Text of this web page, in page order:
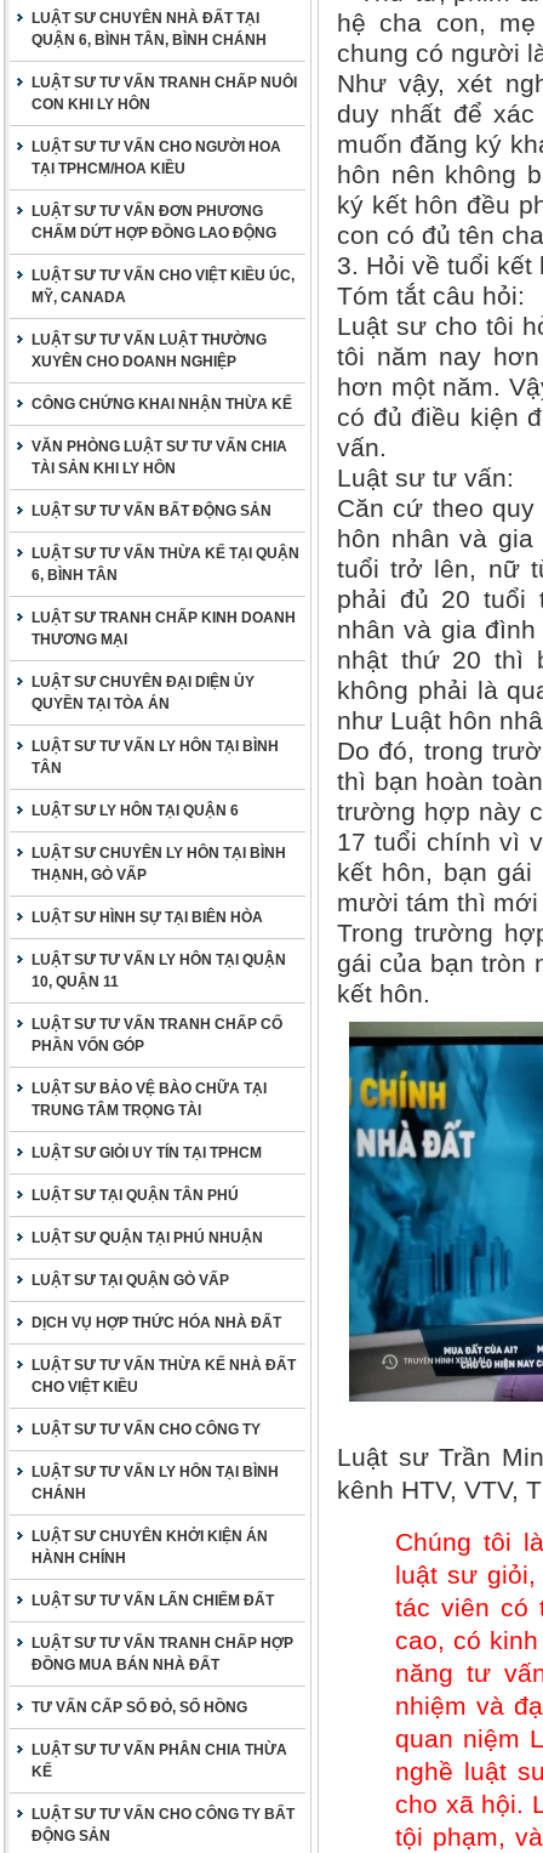
LUẬT SƯ CHUYÊN NHÀ ĐẤT TẠI
QUẬN 6, BÌNH TÂN, BÌNH CHÁNH
LUẬT SƯ TƯ VẤN TRANH CHẤP NUÔI
CON KHI LY HÔN
LUẬT SƯ TƯ VẤN CHO NGƯỜI HOA
TẠI TPHCM/HOA KIỀU
LUẬT SƯ TƯ VẤN ĐƠN PHƯƠNG
CHẤM DỨT HỢP ĐỒNG LAO ĐỘNG
LUẬT SƯ TƯ VẤN CHO VIỆT KIỀU ÚC,
MỸ, CANADA
LUẬT SƯ TƯ VẤN LUẬT THƯỜNG
XUYÊN CHO DOANH NGHIỆP
CÔNG CHỨNG KHAI NHẬN THỪA KẾ
VĂN PHÒNG LUẬT SƯ TƯ VẤN CHIA
TÀI SẢN KHI LY HÔN
LUẬT SƯ TƯ VẤN BẤT ĐỘNG SẢN
LUẬT SƯ TƯ VẤN THỪA KẾ TẠI QUẬN
6, BÌNH TÂN
LUẬT SƯ TRANH CHẤP KINH DOANH
THƯƠNG MẠI
LUẬT SƯ CHUYÊN ĐẠI DIỆN ỦY
QUYỀN TẠI TÒA ÁN
LUẬT SƯ TƯ VẤN LY HÔN TẠI BÌNH
TÂN
LUẬT SƯ LY HÔN TẠI QUẬN 6
LUẬT SƯ CHUYÊN LY HÔN TẠI BÌNH
THẠNH, GÒ VẤP
LUẬT SƯ HÌNH SỰ TẠI BIÊN HÒA
LUẬT SƯ TƯ VẤN LY HÔN TẠI QUẬN
10, QUẬN 11
LUẬT SƯ TƯ VẤN TRANH CHẤP CỐ
PHẦN VỐN GÓP
LUẬT SƯ BẢO VỆ BÀO CHỮA TẠI
TRUNG TÂM TRỌNG TÀI
LUẬT SƯ GIỎI UY TÍN TẠI TPHCM
LUẬT SƯ TẠI QUẬN TÂN PHÚ
LUẬT SƯ QUẬN TẠI PHÚ NHUẬN
LUẬT SƯ TẠI QUẬN GÒ VẤP
DỊCH VỤ HỢP THỨC HÓA NHÀ ĐẤT
LUẬT SƯ TƯ VẤN THỪA KẾ NHÀ ĐẤT
CHO VIỆT KIỀU
LUẬT SƯ TƯ VẤN CHO CÔNG TY
LUẬT SƯ TƯ VẤN LY HÔN TẠI BÌNH
CHÁNH
LUẬT SƯ CHUYÊN KHỞI KIỆN ÁN
HÀNH CHÍNH
LUẬT SƯ TƯ VẤN LẤN CHIẾM ĐẤT
LUẬT SƯ TƯ VẤN TRANH CHẤP HỢP
ĐỒNG MUA BÁN NHÀ ĐẤT
TƯ VẤN CẤP SỔ ĐỎ, SỔ HỒNG
LUẬT SƯ TƯ VẤN PHÂN CHIA THỪA
KẾ
LUẬT SƯ TƯ VẤN CHO CÔNG TY BẤT
ĐỘNG SẢN
hệ cha con,
chung có người
Như vậy, xét
duy nhất để
muốn đăng ký
hôn nên không
ký kết hôn đều
con có đủ tên
3. Hỏi về tuổi kết
Tóm tắt câu hỏi:
Luật sư cho tôi
tôi năm nay
hơn một năm.
có đủ điều kiện
vấn.
Luật sư tư vấn:
Căn cứ theo
hôn nhân và
tuổi trở lên, nữ
phải đủ 20 tuổi
nhân và gia
nhật thứ 20 thì
không phải là
như Luật hôn
Do đó, trong
thì bạn hoàn
trường hợp này
17 tuổi chính vì
kết hôn, bạn
mười tám thì
Trong trường
gái của bạn tròn
kết hôn.
Luật sư Trần
kênh HTV, VTV,
Chúng tôi
luật sư giỏi,
tác viên có
cao, có
năng tư
nhiệm và
quan niệm
nghề luật
cho xã hội.
tội phạm,